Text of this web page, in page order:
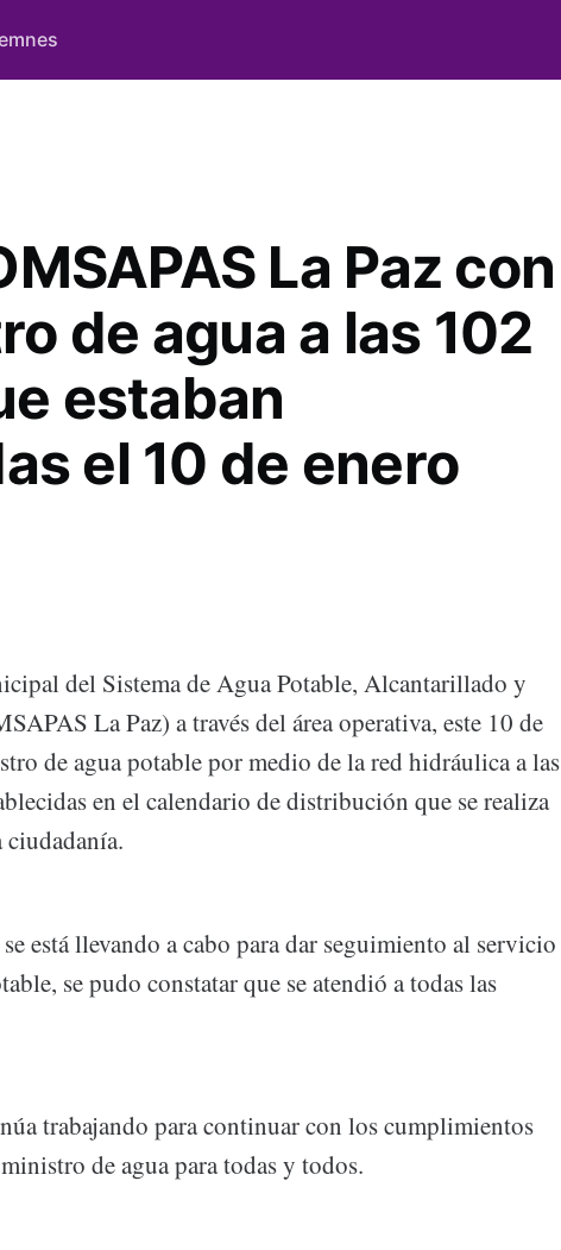
La Paz con
de agua a las 102
estaban
el 10 de enero
del Sistema de Agua Potable, Alcantarillado y
La Paz) a través del área operativa, este 10 de
de agua potable por medio de la red hidráulica a las
en el calendario de distribución que se realiza
ciudadanía.
está llevando a cabo para dar seguimiento al servicio
se pudo constatar que se atendió a todas las
trabajando para continuar con los cumplimientos
de agua para todas y todos.